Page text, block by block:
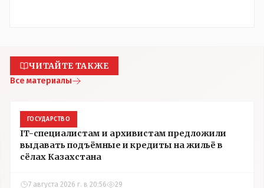
ЧИТАЙТЕ ТАКЖЕ
Все материалы
ГОСУДАРСТВО
IT-специалистам и архивистам предложили
выдавать подъёмные и кредиты на жильё в
сёлах Казахстана
7 августа 2026 г. в 20:56 29